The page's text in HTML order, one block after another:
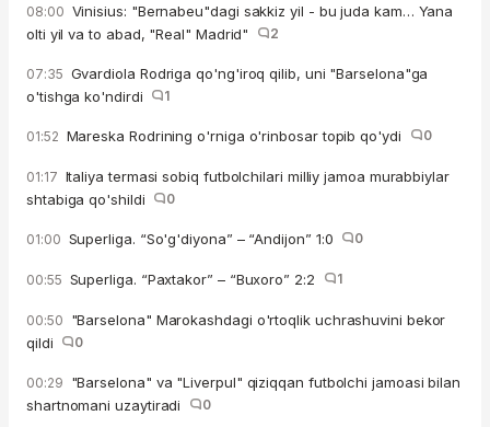
08:00 Vinisius: "Bernabeu"dagi sakkiz yil - bu juda kam… Yana
olti yil va to abad, "Real" Madrid"
2
07:35 Gvardiola Rodriga qo'ng'iroq qilib, uni "Barselona"ga
o'tishga ko'ndirdi
1
01:52 Mareska Rodrining o'rniga o'rinbosar topib qo'ydi 0
01:17 Italiya termasi sobiq futbolchilari milliy jamoa murabbiylar
shtabiga qo'shildi
0
01:00 Superliga. “So'g'diyona” – “Andijon” 1:0 0
00:55 Superliga. “Paxtakor” – “Buxoro” 2:2 1
00:50 "Barselona" Marokashdagi o'rtoqlik uchrashuvini bekor
qildi
0
00:29 "Barselona" va "Liverpul" qiziqqan futbolchi jamoasi bilan
shartnomani uzaytiradi
0